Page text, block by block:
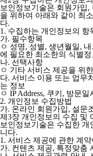
보인정보기술은 회원가입
을 위하여 아래와 같이 최
다.
1. 수집하는 개인정보의 항
가. 필수항목
ㅇ 성명, 성별, 생년월일,
에 필요한 최소한의 식별정
나. 선택사항
ㅇ 기타 서비스 제공을 위
다. 서비스 이용 또는 업무
는 정보
ㅇ IP Address, 쿠키, 방문
2. 개인정보 수집방법
가. 온라인 회원가입, 설문
제3장 개인정보의 수집 및
보인정보기술은 수집한
니다.
1. 서비스 제공에 관한 계
가. 컨텐츠 제공, 특정맞춤